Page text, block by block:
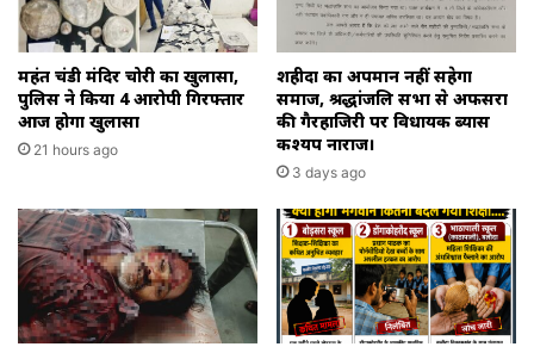
महंत चंडी मंदिर चोरी का खुलासा,
पुलिस ने किया 4 आरोपी गिरफ्तार
आज होगा खुलासा
21 hours ago
शहीदों का अपमान नहीं सहेगा
समाज, श्रद्धांजलि सभा से अफसरों
की गैरहाजिरी पर विधायक ब्यास
कश्यप नाराज।
3 days ago